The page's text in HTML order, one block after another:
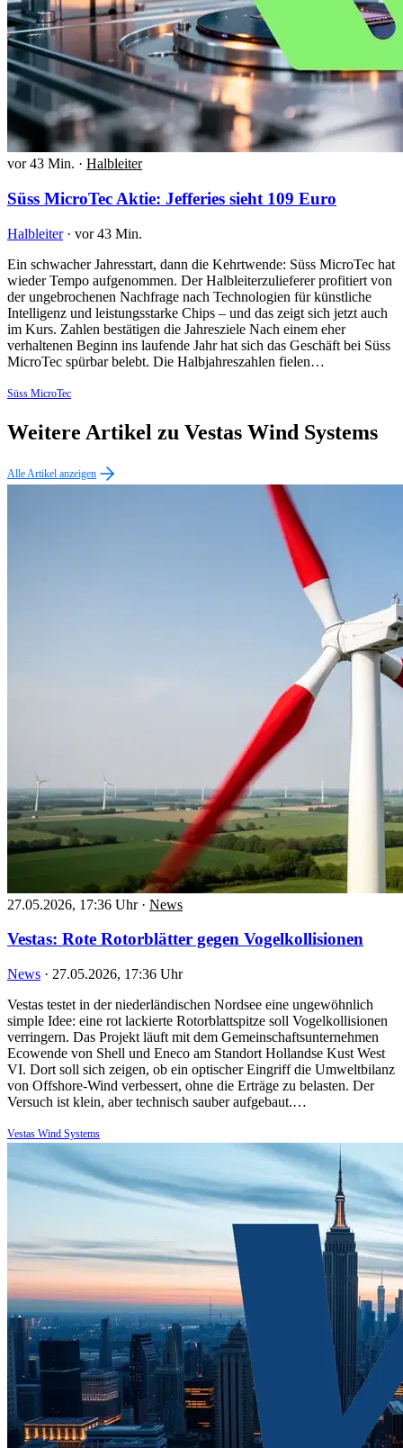
vor 43 Min. · Halbleiter
Süss MicroTec Aktie: Jefferies sieht 109 Euro
Halbleiter · vor 43 Min.
Ein schwacher Jahresstart, dann die Kehrtwende: Süss MicroTec hat
wieder Tempo aufgenommen. Der Halbleiterzulieferer profitiert von
der ungebrochenen Nachfrage nach Technologien für künstliche
Intelligenz und leistungsstarke Chips – und das zeigt sich jetzt auch
im Kurs. Zahlen bestätigen die Jahresziele Nach einem eher
verhaltenen Beginn ins laufende Jahr hat sich das Geschäft bei Süss
MicroTec spürbar belebt. Die Halbjahreszahlen fielen…
Süss MicroTec
Weitere Artikel zu Vestas Wind Systems
Alle Artikel anzeigen
27.05.2026, 17:36 Uhr · News
Vestas: Rote Rotorblätter gegen Vogelkollisionen
News · 27.05.2026, 17:36 Uhr
Vestas testet in der niederländischen Nordsee eine ungewöhnlich
simple Idee: eine rot lackierte Rotorblattspitze soll Vogelkollisionen
verringern. Das Projekt läuft mit dem Gemeinschaftsunternehmen
Ecowende von Shell und Eneco am Standort Hollandse Kust West
VI. Dort soll sich zeigen, ob ein optischer Eingriff die Umweltbilanz
von Offshore-Wind verbessert, ohne die Erträge zu belasten. Der
Versuch ist klein, aber technisch sauber aufgebaut.…
Vestas Wind Systems